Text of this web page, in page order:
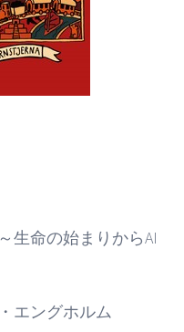
生命の始まりからAI
エングホルム